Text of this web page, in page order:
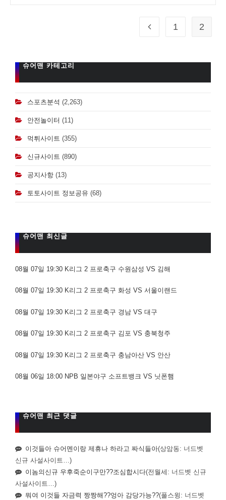
Go to the previous page
1 2
슈어맨 카테고리
스포츠분석 (2,263)
안전놀이터 (11)
먹튀사이트 (355)
신규사이트 (890)
공지사항 (13)
토토사이트 정보공유 (68)
슈어맨 최신글
08월 07일 19:30 K리그 2 프로축구 수원삼성 VS 김해
08월 07일 19:30 K리그 2 프로축구 화성 VS 서울이랜드
08월 07일 19:30 K리그 2 프로축구 경남 VS 대구
08월 07일 19:30 K리그 2 프로축구 김포 VS 충북청주
08월 07일 19:30 K리그 2 프로축구 충남아산 VS 안산
08월 06일 18:00 NPB 일본야구 소프트뱅크 VS 닛폰햄
슈어맨 최근 댓글
이것들아 슈어멘이랑 제휴나 하라고 짜식들아(상암동: 너드벳
신규 사설사이트…)
이놈의신규 우후죽순이구만??조심합시다(전월세: 너드벳 신규
사설사이트…)
뭐여 이것들 자금력 짱짱해??엉아 감당가능??(풀스윙: 너드벳